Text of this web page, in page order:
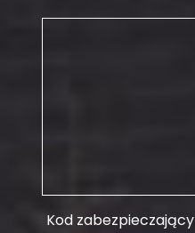
Kod zabezpieczający